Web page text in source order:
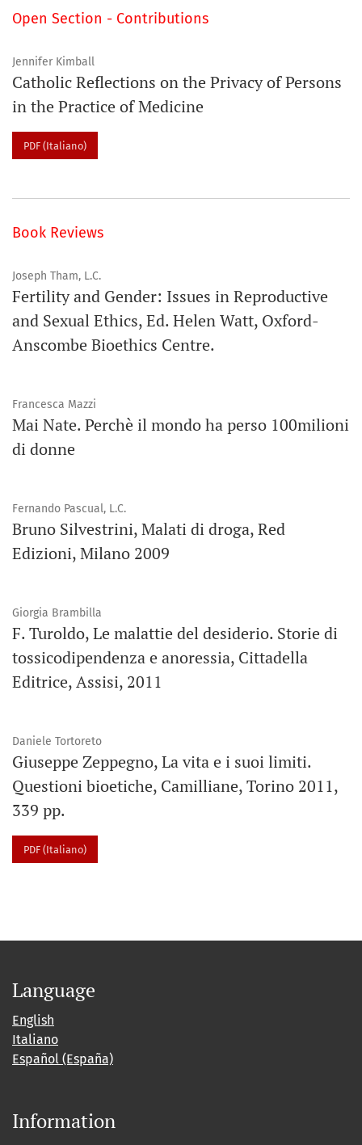
Open Section - Contributions
Jennifer Kimball
Catholic Reflections on the Privacy of Persons
in the Practice of Medicine
PDF (Italiano)
Book Reviews
Joseph Tham, L.C.
Fertility and Gender: Issues in Reproductive
and Sexual Ethics, Ed. Helen Watt, Oxford-
Anscombe Bioethics Centre.
Francesca Mazzi
Mai Nate. Perchè il mondo ha perso 100milioni
di donne
Fernando Pascual, L.C.
Bruno Silvestrini, Malati di droga, Red
Edizioni, Milano 2009
Giorgia Brambilla
F. Turoldo, Le malattie del desiderio. Storie di
tossicodipendenza e anoressia, Cittadella
Editrice, Assisi, 2011
Daniele Tortoreto
Giuseppe Zeppegno, La vita e i suoi limiti.
Questioni bioetiche, Camilliane, Torino 2011,
339 pp.
PDF (Italiano)
Language
English
Italiano
Español (España)
Information